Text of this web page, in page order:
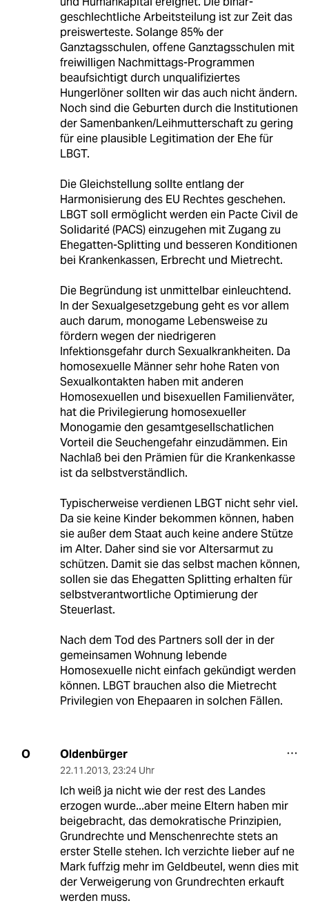
geschlechtliche Arbeitsteilung ist zur Zeit das
preiswerteste. Solange 85% der
Ganztagsschulen, offene Ganztagsschulen mit
freiwilligen Nachmittags-Programmen
beaufsichtigt durch unqualifiziertes
Hungerlöner sollten wir das auch nicht ändern.
Noch sind die Geburten durch die Institutionen
der Samenbanken/Leihmutterschaft zu gering
für eine plausible Legitimation der Ehe für
LBGT.
Die Gleichstellung sollte entlang der
Harmonisierung des EU Rechtes geschehen.
LBGT soll ermöglicht werden ein Pacte Civil de
Solidarité (PACS) einzugehen mit Zugang zu
Ehegatten-Splitting und besseren Konditionen
bei Krankenkassen, Erbrecht und Mietrecht.
Die Begründung ist unmittelbar einleuchtend.
In der Sexualgesetzgebung geht es vor allem
auch darum, monogame Lebensweise zu
fördern wegen der niedrigeren
Infektionsgefahr durch Sexualkrankheiten. Da
homosexuelle Männer sehr hohe Raten von
Sexualkontakten haben mit anderen
Homosexuellen und bisexuellen Familienväter,
hat die Privilegierung homosexueller
Monogamie den gesamtgesellschatlichen
Vorteil die Seuchengefahr einzudämmen. Ein
Nachlaß bei den Prämien für die Krankenkasse
ist da selbstverständlich.
Typischerweise verdienen LBGT nicht sehr viel.
Da sie keine Kinder bekommen können, haben
sie außer dem Staat auch keine andere Stütze
im Alter. Daher sind sie vor Altersarmut zu
schützen. Damit sie das selbst machen können,
sollen sie das Ehegatten Splitting erhalten für
selbstverantwortliche Optimierung der
Steuerlast.
Nach dem Tod des Partners soll der in der
gemeinsamen Wohnung lebende
Homosexuelle nicht einfach gekündigt werden
können. LBGT brauchen also die Mietrecht
Privilegien von Ehepaaren in solchen Fällen.
O Oldenbürger
22.11.2013, 23:24 Uhr
Ich weiß ja nicht wie der rest des Landes
erzogen wurde...aber meine Eltern haben mir
beigebracht, das demokratische Prinzipien,
Grundrechte und Menschenrechte stets an
erster Stelle stehen. Ich verzichte lieber auf ne
Mark fuffzig mehr im Geldbeutel, wenn dies mit
der Verweigerung von Grundrechten erkauft
werden muss.